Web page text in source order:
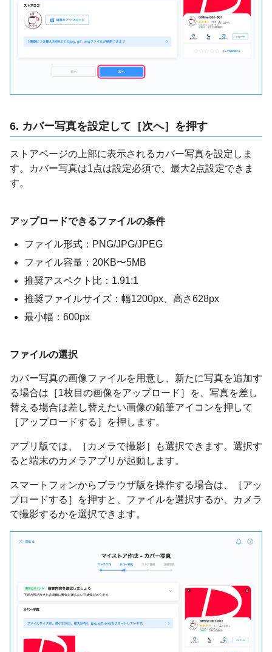
6. カバー写真を設定して［次へ］を押す
ストアページの上部に表示されるカバー写真を設定しま
す。カバー写真は1点は設定必須で、最大2点設定できま
す。
アップロードできるファイルの条件
ファイル形式：PNG/JPG/JPEG
ファイル容量：20KB〜5MB
推奨アスペクト比：1.91:1
推奨ファイルサイズ：幅1200px、高さ628px
最小幅：600px
ファイルの選択
カバー写真の画像ファイルを用意し、新たに写真を追加す
る場合は［1枚目の画像をアップロード］を、写真を差し
替える場合は差し替えたい画像の鉛筆アイコンを押して
［アップロードする］を押します。
アプリ版では、［カメラで撮影］も選択できます。選択す
ると端末のカメラアプリが起動します。
スマートフォンからブラウザ版を操作する場合は、［アッ
プロードする］を押すと、ファイルを選択するか、カメラ
で撮影するかを選択できます。